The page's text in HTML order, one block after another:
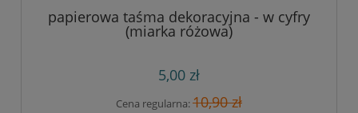
papierowa taśma dekoracyjna - w cyfry
(miarka różowa)
5,00 zł
Cena regularna:10,90 zł